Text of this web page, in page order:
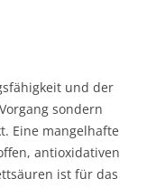
und der
sondern
Eine mangelhafte
antioxidativen
ist für das